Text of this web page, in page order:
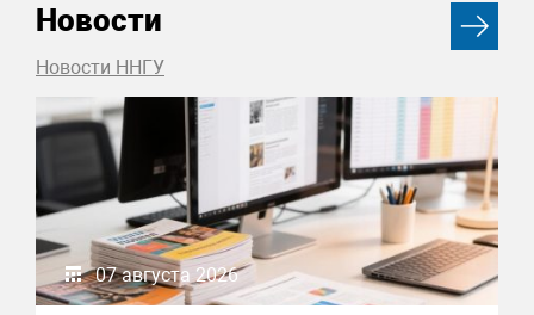
Новости
Новости ННГУ
07 августа 2026